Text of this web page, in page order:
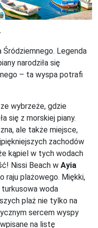
Legenda
narodziła się
– ta wyspa potrafi
wybrzeże, gdzie
się z morskiej piany.
ale także miejsce,
zachodów
kąpiel w tych wodach
Nissi Beach w Ayia
raju plażowego. Miękki,
woda
plaż nie tylko na
sercem wyspy
na listę